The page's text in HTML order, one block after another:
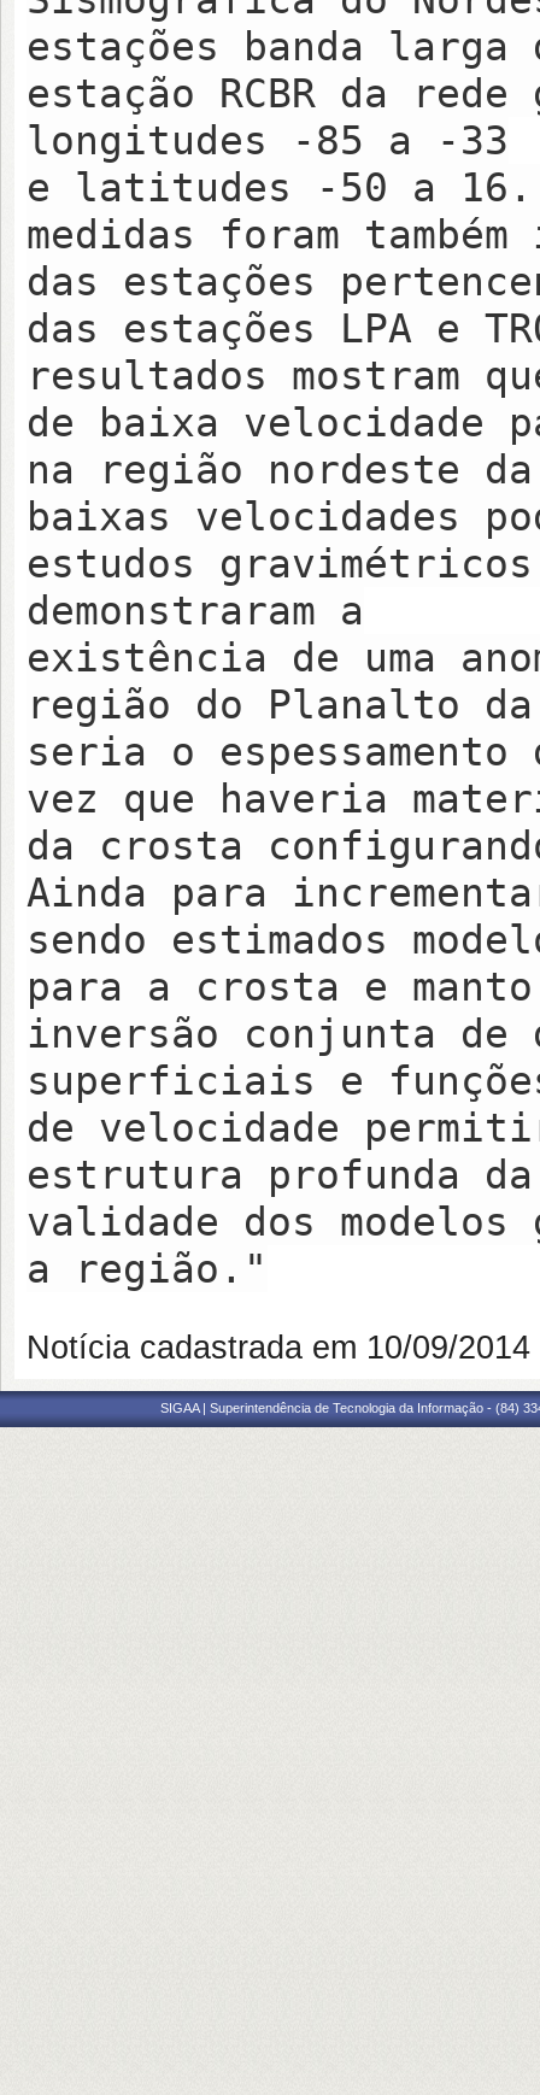
estações banda
estação RCBR da
longitudes -85 a -33
e latitudes -50 a 16.
medidas foram
das estações
das estações LPA e
resultados mostram
de baixa velocidade
na região nordeste
baixas velocidades
estudos
demonstraram a
existência de uma
região do Planalto
seria o
vez que haveria
da crosta
Ainda para
sendo estimados
para a crosta e
inversão conjunta de
superficiais e
de velocidade
estrutura profunda
validade dos modelos
a região."
Notícia cadastrada em 10/09/
SIGAA | Superintendência de Tecnologia da Informação - (84)